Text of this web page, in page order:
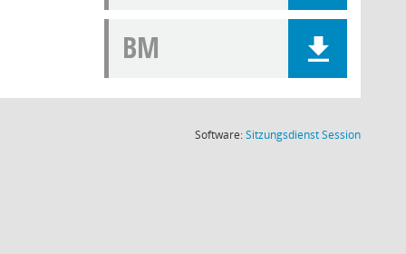
BM
Software:SitzungsdienstSession(Wird in